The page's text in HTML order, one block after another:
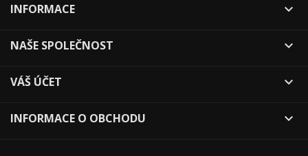
INFORMACE 
NAŠE SPOLEČNOST 
VÁŠ ÚČET 
INFORMACE O OBCHODU 